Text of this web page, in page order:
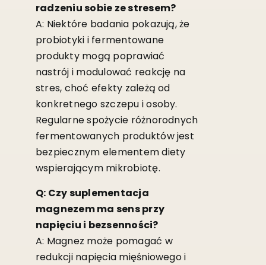
radzeniu sobie ze stresem?
A: Niektóre badania pokazują, że
probiotyki i fermentowane
produkty mogą poprawiać
nastrój i modulować reakcję na
stres, choć efekty zależą od
konkretnego szczepu i osoby.
Regularne spożycie różnorodnych
fermentowanych produktów jest
bezpiecznym elementem diety
wspierającym mikrobiotę.
Q: Czy suplementacja
magnezem ma sens przy
napięciu i bezsenności?
A: Magnez może pomagać w
redukcji napięcia mięśniowego i